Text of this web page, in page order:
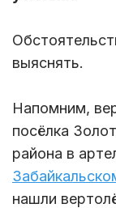
выяснять.
Напомним,
посёлка
района в
нашли